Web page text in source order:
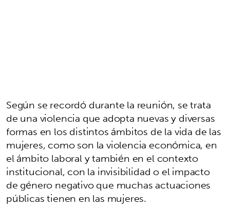
Según se recordó durante la reunión, se trata
de una violencia que adopta nuevas y diversas
formas en los distintos ámbitos de la vida de las
mujeres, como son la violencia económica, en
el ámbito laboral y también en el contexto
institucional, con la invisibilidad o el impacto
de género negativo que muchas actuaciones
públicas tienen en las mujeres.